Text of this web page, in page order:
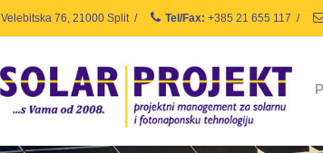
Velebitska 76, 21000 Split / Tel/Fax: +385 21 655 117 /